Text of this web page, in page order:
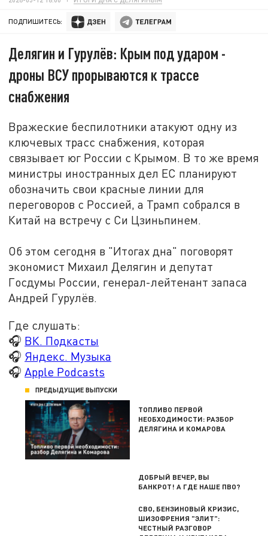
ПОДПИШИТЕСЬ:
Делягин и Гурулёв: Крым под ударом -
дроны ВСУ прорываются к трассе
снабжения
Вражеские беспилотники атакуют одну из
ключевых трасс снабжения, которая
связывает юг России с Крымом. В то же время
министры иностранных дел ЕС планируют
обозначить свои красные линии для
переговоров с Россией, а Трамп собрался в
Китай на встречу с Си Цзиньпинем.
Об этом сегодня в "Итогах дна" поговорят
экономист Михаил Делягин и депутат
Госдумы России, генерал-лейтенант запаса
Андрей Гурулёв.
Где слушать:
🎧 ВК. Подкасты
🎧 Яндекс. Музыка
🎧 Apple Podcasts
ПРЕДЫДУЩИЕ ВЫПУСКИ
ТОПЛИВО ПЕРВОЙ
НЕОБХОДИМОСТИ: РАЗБОР
ДЕЛЯГИНА И КОМАРОВА
ДОБРЫЙ ВЕЧЕР, ВЫ
БАНКРОТ! А ГДЕ НАШЕ ПВО?
СВО, БЕНЗИНОВЫЙ КРИЗИС,
ШИЗОФРЕНИЯ "ЭЛИТ":
ЧЕСТНЫЙ РАЗГОВОР